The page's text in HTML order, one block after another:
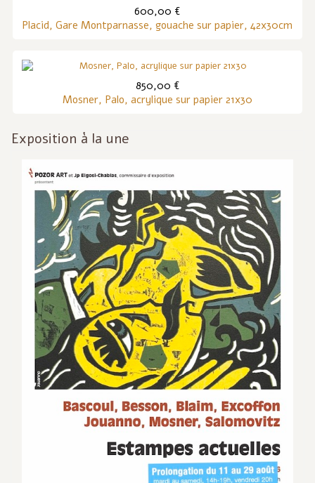
600,00 €
Placid, Gare Montparnasse, gouache sur papier, 42x30cm
850,00 €
Mosner, Palo, acrylique sur papier 21x30
Exposition à la une